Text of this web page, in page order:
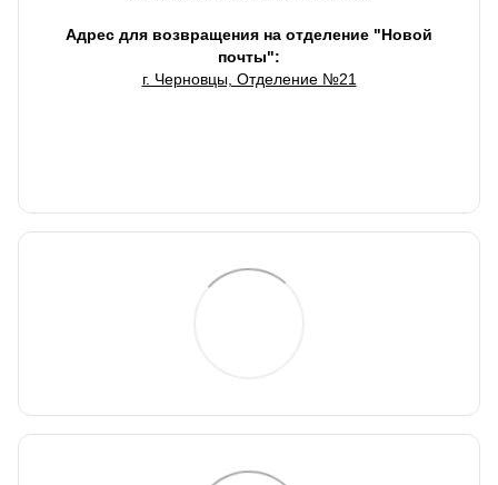
Адрес для возвращения на отделение "Новой
почты":
г. Черновцы, Отделение №21